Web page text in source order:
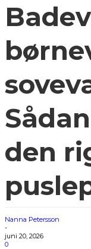
den
Nanna Petersson
-
juni 20, 2026
0